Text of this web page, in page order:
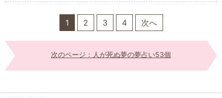
1 2 3 4 次へ
次のページ：人が死ぬ夢の夢占い53個